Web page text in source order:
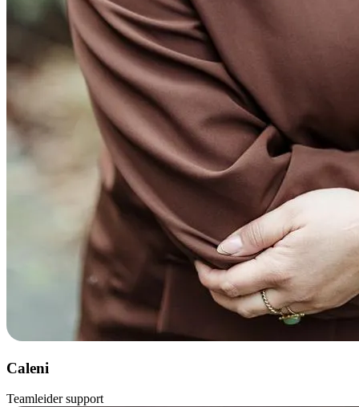
Caleni
Teamleider support